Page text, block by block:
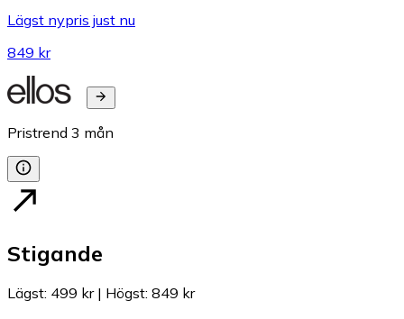
Lägst nypris just nu
849 kr
Pristrend 3 mån
Stigande
Lägst: 499 kr| Högst: 849 kr